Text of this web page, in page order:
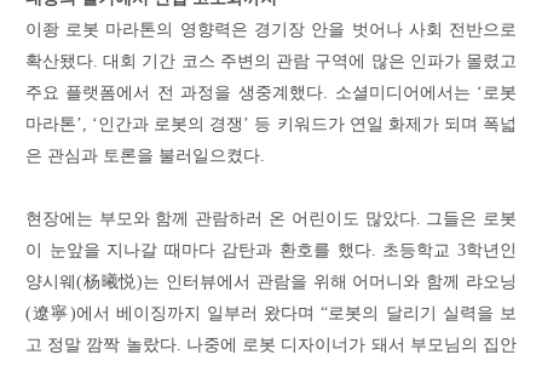
이좡 로봇 마라톤의 영향력은 경기장 안을 벗어나 사회 전반으로
확산됐다. 대회 기간 코스 주변의 관람 구역에 많은 인파가 몰렸고
주요 플랫폼에서 전 과정을 생중계했다. 소셜미디어에서는 ‘로봇
마라톤’, ‘인간과 로봇의 경쟁’ 등 키워드가 연일 화제가 되며 폭넓
은 관심과 토론을 불러일으켰다.
현장에는 부모와 함께 관람하러 온 어린이도 많았다. 그들은 로봇
이 눈앞을 지나갈 때마다 감탄과 환호를 했다. 초등학교 3학년인
양시웨(杨曦悦)는 인터뷰에서 관람을 위해 어머니와 함께 랴오닝
(遼寧)에서 베이징까지 일부러 왔다며 “로봇의 달리기 실력을 보
고 정말 깜짝 놀랐다. 나중에 로봇 디자이너가 돼서 부모님의 집안